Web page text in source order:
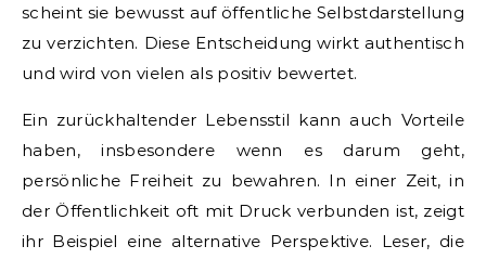
scheint sie bewusst auf öffentliche Selbstdarstellung
zu verzichten. Diese Entscheidung wirkt authentisch
und wird von vielen als positiv bewertet.
Ein zurückhaltender Lebensstil kann auch Vorteile
haben, insbesondere wenn es darum geht,
persönliche Freiheit zu bewahren. In einer Zeit, in
der Öffentlichkeit oft mit Druck verbunden ist, zeigt
ihr Beispiel eine alternative Perspektive. Leser, die